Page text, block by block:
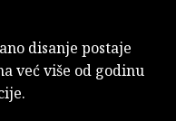
disanje postaje
već više od godinu